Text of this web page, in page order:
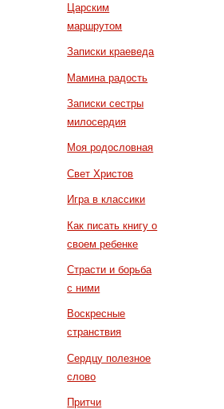
Царским
маршрутом
Записки краеведа
Мамина радость
Записки сестры
милосердия
Моя родословная
Свет Христов
Игра в классики
Как писать книгу о
своем ребенке
Страсти и борьба
с ними
Воскресные
странствия
Сердцу полезное
слово
Притчи